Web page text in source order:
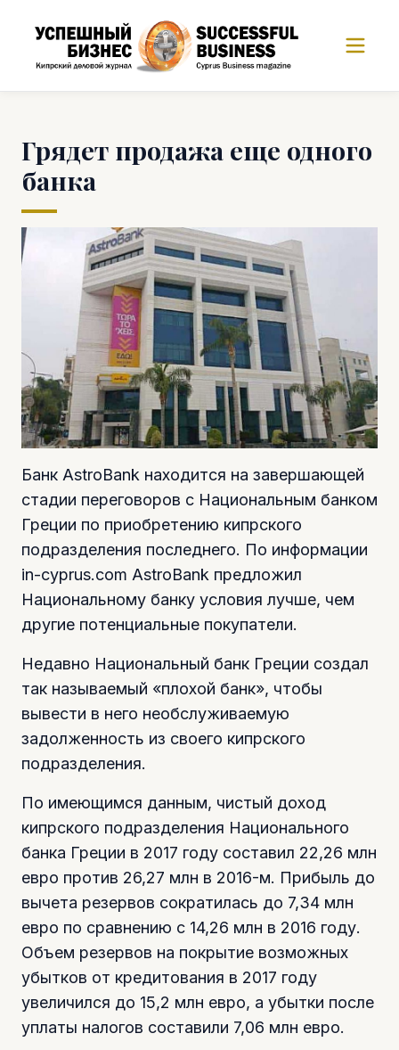
Грядет продажа еще одного
банка
Банк AstroВank находится на завершающей
стадии переговоров с Национальным банком
Греции по приобретению кипрского
подразделения последнего. По информации
in-cyprus.com AstroВank предложил
Национальному банку условия лучше, чем
другие потенциальные покупатели.
Недавно Национальный банк Греции создал
так называемый «плохой банк», чтобы
вывести в него необслуживаемую
задолженность из своего кипрского
подразделения.
По имеющимся данным, чистый доход
кипрского подразделения Национального
банка Греции в 2017 году составил 22,26 млн
евро против 26,27 млн в 2016-м. Прибыль до
вычета резервов сократилась до 7,34 млн
евро по сравнению с 14,26 млн в 2016 году.
Объем резервов на покрытие возможных
убытков от кредитования в 2017 году
увеличился до 15,2 млн евро, а убытки после
уплаты налогов составили 7,06 млн евро.